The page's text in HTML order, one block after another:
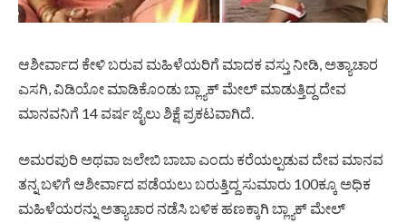
ಆಶೀರ್ವಾದ ಕೇಳಿ ಬರುವ ಮಹಿಳೆಯರಿಗೆ ಮಾದಕ ವಸ್ತು ನೀಡಿ, ಅತ್ಯಾಚಾರ
ಎಸಗಿ, ವಿಡಿಯೋ ಮಾಡಿಕೊಂಡು ಬ್ಲ್ಯಾಕ್ ಮೇಲ್ ಮಾಡುತ್ತಿದ್ದ ದೇವ
ಮಾನವನಿಗೆ 14 ವರ್ಷ ಜೈಲು ಶಿಕ್ಷೆ ಪ್ರಕಟವಾಗಿದೆ.
ಅಮರಪುರಿ ಅಥವಾ ಜಲೇಬಿ ಬಾಬಾ ಎಂದು ಕರೆಯಲ್ಪಡುವ ದೇವ ಮಾನವ
ತನ್ನ ಬಳಿಗೆ ಆಶೀರ್ವಾದ ಪಡೆಯಲು ಬರುತ್ತಿದ್ದ ಸುಮಾರು 100ಕ್ಕೂ ಅಧಿಕ
ಮಹಿಳೆಯರನ್ನು ಅತ್ಯಾಚಾರ ನಡೆಸಿ ಬಳಿಕ ಹಣಕ್ಕಾಗಿ ಬ್ಲ್ಯಾಕ್ ಮೇಲ್